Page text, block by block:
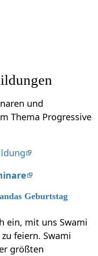
und
Thema Progressive
Geburtstag
ein, mit uns Swami
feiern. Swami
größten